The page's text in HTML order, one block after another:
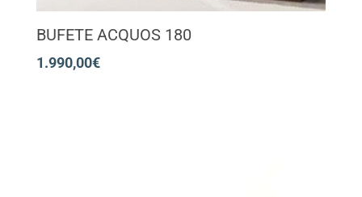
BUFETE ACQUOS 180
1.990,00€